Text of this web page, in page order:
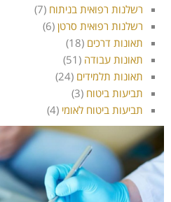
רשלנות רפואית בניתוח (7)
רשלנות רפואית סרטן (6)
תאונות דרכים (18)
תאונות עבודה (51)
תאונות תלמידים (24)
תביעות ביטוח (3)
תביעות ביטוח לאומי (4)